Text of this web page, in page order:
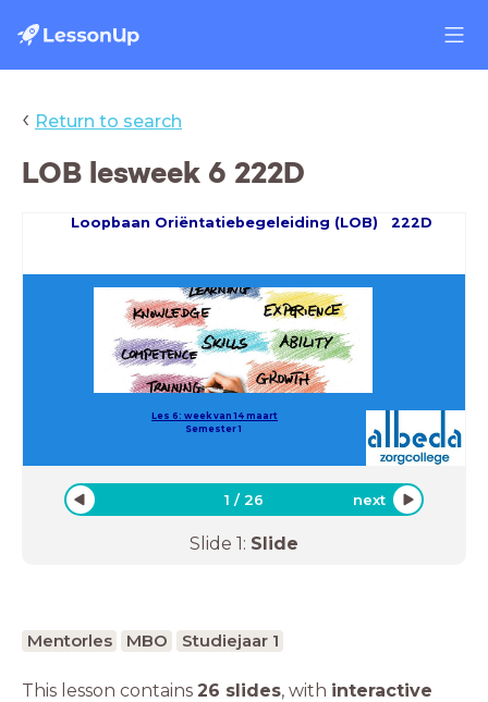
‹ Return to search
LOB lesweek 6 222D
Les 6: week van 14 maart
Semester 1
Loopbaan Oriëntatiebegeleiding (LOB) 222D
1 /26 next
Slide 1: Slide
Mentorles MBO Studiejaar 1
This lesson contains 26 slides, with interactive